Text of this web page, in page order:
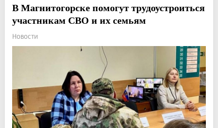
В Магнитогорске помогут трудоустроиться
участникам СВО и их семьям
Новости